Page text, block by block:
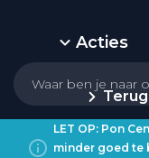
Acties
Terug
LET OP: Pon
minder goed te